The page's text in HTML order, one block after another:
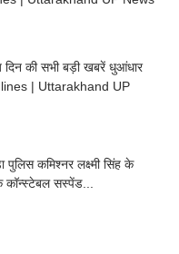
की सभी बड़ी खबरें धुआंधार
| Uttarakhand UP
कमिश्नर लक्ष्मी सिंह के
कॉन्स्टेबल सस्पेंड...